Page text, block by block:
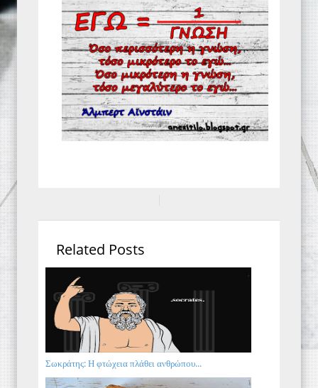
Related Posts
Σωκράτης: Η φτώχεια πλάθει ανθρώπου...